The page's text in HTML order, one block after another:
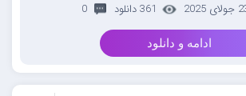
2025 361 دانلود 0
ادامه و دانلود